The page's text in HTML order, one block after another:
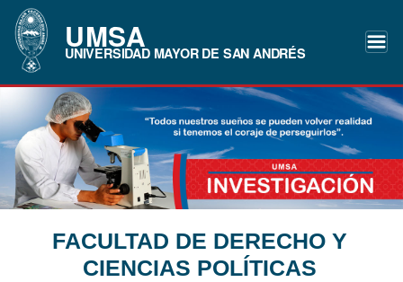
UMSA
UNIVERSIDAD MAYOR DE SAN ANDRÉS
FACULTAD DE DERECHO Y
CIENCIAS POLÍTICAS